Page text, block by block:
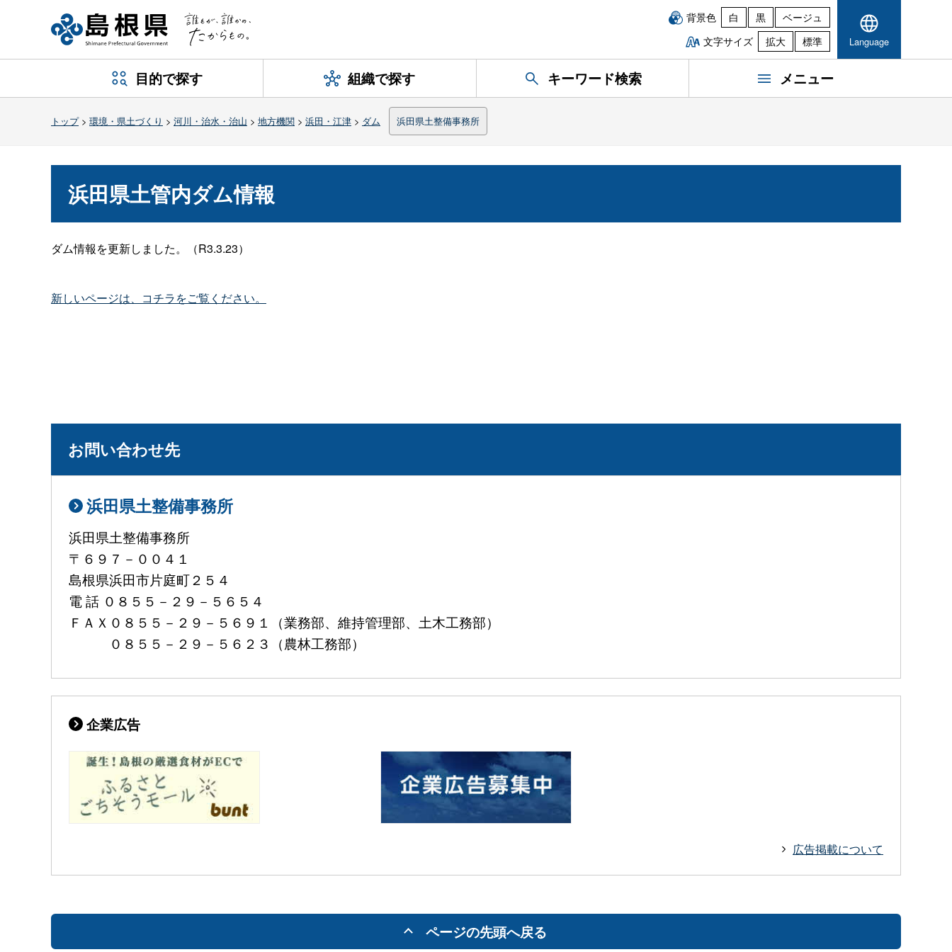
背景色 白 黒
ベージュ
文字サイズ
拡大 標準 Language
目的で探す 組織で探す キーワード検索 メニュー
トップ> 環境・県土づくり > 河川・治水・治山 > 地方機関 > 浜田・江津 > ダム 浜田県土整備事務所
浜田県土管内ダム情報
ダム情報を更新しました。（R3.3.23）
新しいページは、コチラをご覧ください。
お問い合わせ先
浜田県土整備事務所
浜田県土整備事務所
〒６９７－００４１
島根県浜田市片庭町２５４
電 話 ０８５５－２９－５６５４
ＦＡＸ０８５５－２９－５６９１（業務部、維持管理部、土木工務部）
０８５５－２９－５６２３（農林工務部）
企業広告
広告掲載について
ページの先頭へ戻る